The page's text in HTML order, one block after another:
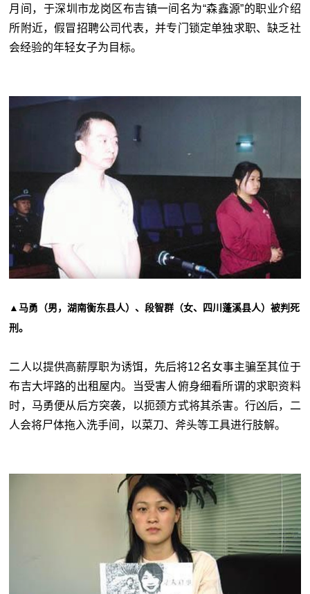
月间，于深圳市龙岗区布吉镇一间名为“森鑫源”的职业介绍
所附近，假冒招聘公司代表，并专门锁定单独求职、缺乏社
会经验的年轻女子为目标。
▲马勇（男，湖南衡东县人）、段智群（女、四川蓬溪县人）被判死
刑。
二人以提供高薪厚职为诱饵，先后将12名女事主骗至其位于
布吉大坪路的出租屋内。当受害人俯身细看所谓的求职资料
时，马勇便从后方突袭，以扼颈方式将其杀害。行凶后，二
人会将尸体拖入洗手间，以菜刀、斧头等工具进行肢解。